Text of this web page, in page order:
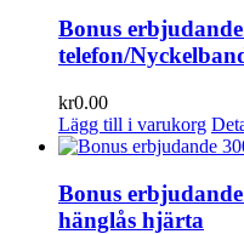
Bonus
telefon/
kr0.00
Lägg till i varukorg
Bonus
hänglås hjärta